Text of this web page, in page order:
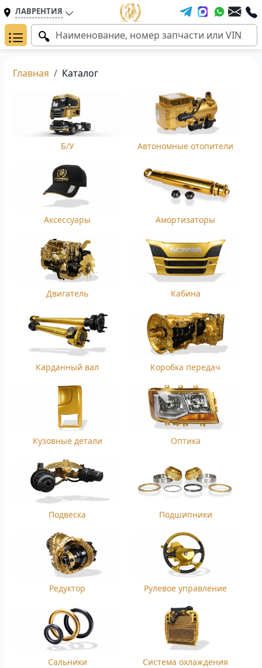
ЛАВРЕНТИЯ
Главная Каталог
Б/У Автономные отопители
Аксессуары Амортизаторы
Двигатель Кабина
Карданный вал Коробка передач
Кузовные детали Оптика
Подвеска Подшипники
Редуктор Рулевое управление
Сальники Система охлаждения